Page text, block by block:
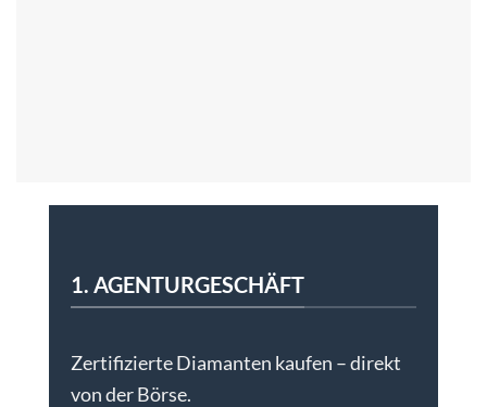
1. AGENTURGESCHÄFT
Zertifizierte Diamanten kaufen – direkt
von der Börse.